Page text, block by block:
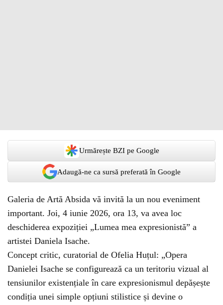
Urmărește BZI pe Google
Adaugă-ne ca sursă preferată în Google
Galeria de Artă Absida vă invită la un nou eveniment
important. Joi, 4 iunie 2026, ora 13, va avea loc
deschiderea expoziției „Lumea mea expresionistă” a
artistei Daniela Isache.
Concept critic, curatorial de Ofelia Huțul: „Opera
Danielei Isache se configurează ca un teritoriu vizual al
tensiunilor existențiale în care expresionismul depășește
condiția unei simple opțiuni stilistice și devine o